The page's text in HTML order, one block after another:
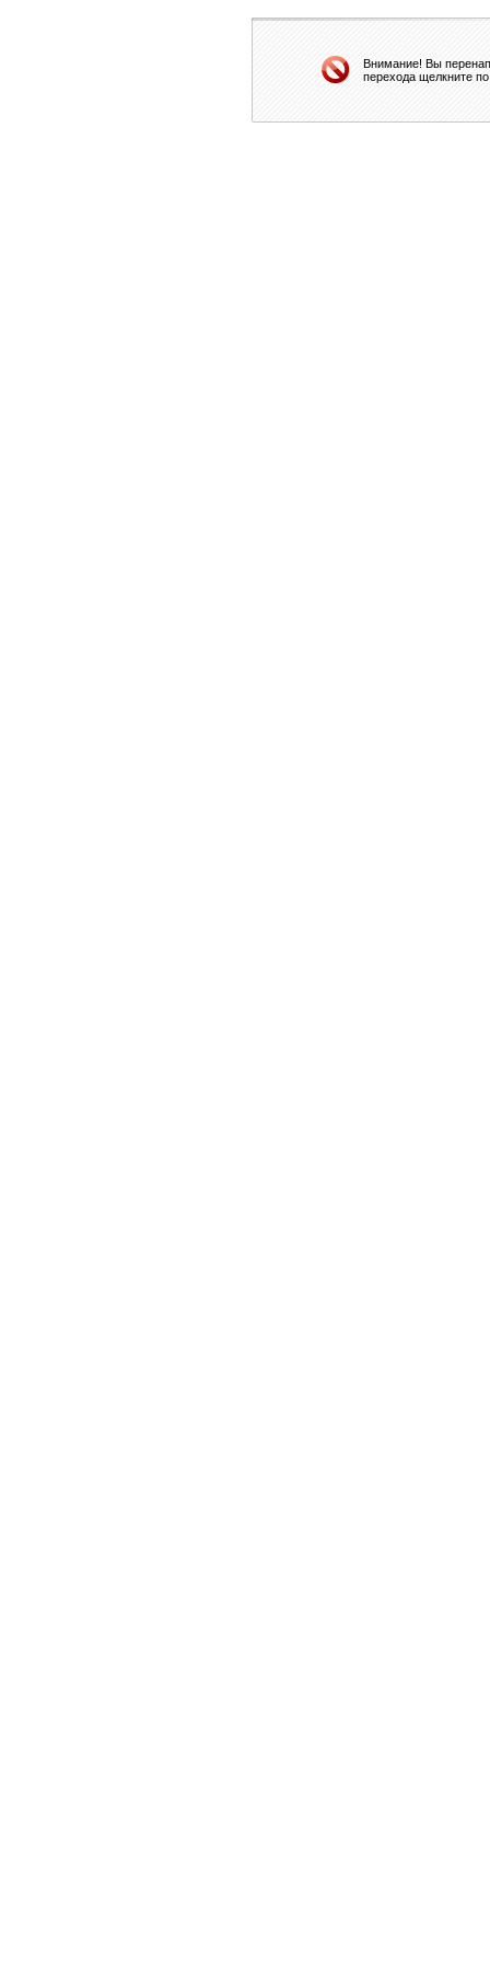
Внимание! Вы
перехода щелкните